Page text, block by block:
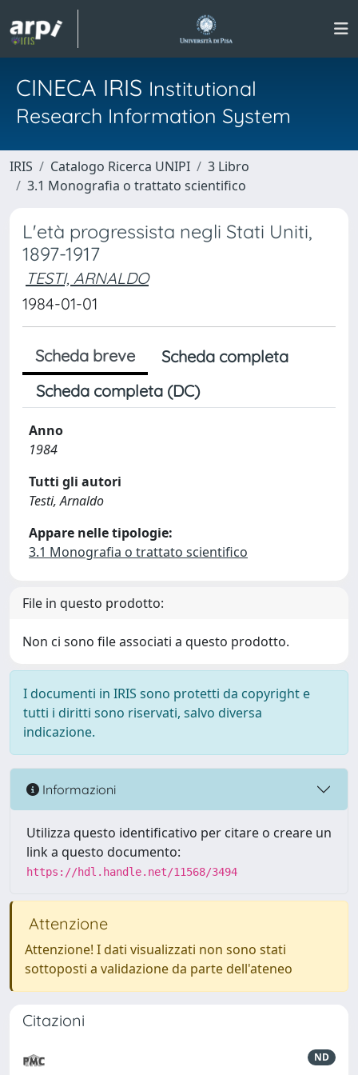
CINECA IRIS Institutional
Research Information System
IRIS Catalogo Ricerca UNIPI
3 Libro
3.1 Monografia o trattato scientifico
L'età progressista negli Stati Uniti,
1897-1917
TESTI, ARNALDO
1984-01-01
Scheda breve
Scheda completa
Scheda completa (DC)
Anno
1984
Tutti gli autori
Testi, Arnaldo
Appare nelle tipologie:
3.1 Monografia o trattato scientifico
File in questo prodotto:
Non ci sono file associati a questo prodotto.
I documenti in IRIS sono protetti da copyright e
tutti i diritti sono riservati, salvo diversa
indicazione.
Informazioni
Utilizza questo identificativo per citare o creare un
link a questo documento:
https://hdl.handle.net/11568/3494
Attenzione
Attenzione! I dati visualizzati non sono stati
sottoposti a validazione da parte dell'ateneo
Citazioni
ND